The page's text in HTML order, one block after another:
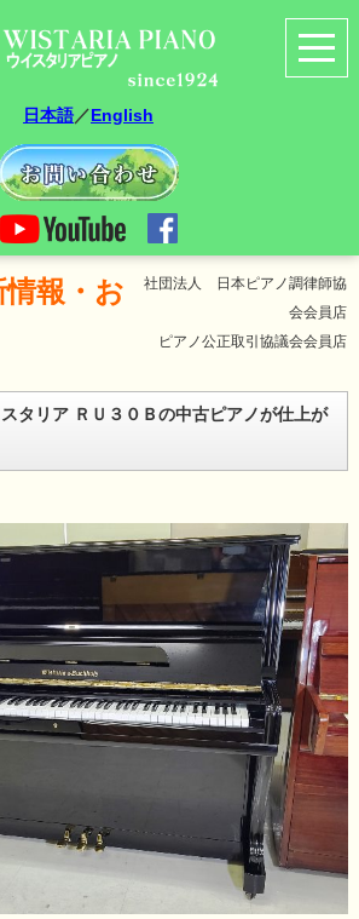
日本語／English
報・お
社団法人 日本ピアノ調律師協
会会員店
ピアノ公正取引協議会会員店